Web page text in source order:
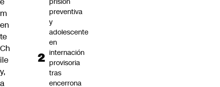
m
en
te
Ch
ile
y,
a
preventiva
y
adolescente
en
internación
provisoria
tras
encerrona